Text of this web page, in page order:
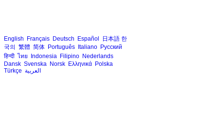
English Français Deutsch Español 日本語 한
국의 繁體 简体 Português Italiano Русский
हिन्दी ไทย Indonesia Filipino Nederlands
Dansk Svenska Norsk Ελληνικά Polska
Türkçe العربية